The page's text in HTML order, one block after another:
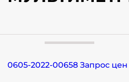
0605-2022-00658 Запрос